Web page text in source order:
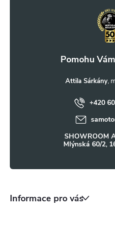
Attila Sárkány
+420
samoto
SHOWROOM
Mlýnská 60/2,
Informace pro vás